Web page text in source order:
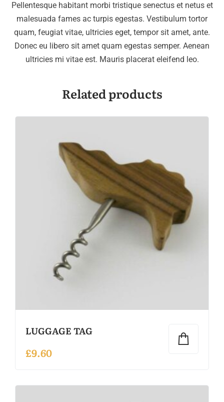
Pellentesque habitant morbi tristique senectus et netus et
malesuada fames ac turpis egestas. Vestibulum tortor
quam, feugiat vitae, ultricies eget, tempor sit amet, ante.
Donec eu libero sit amet quam egestas semper. Aenean
ultricies mi vitae est. Mauris placerat eleifend leo.
Related products
LUGGAGE TAG
£9.60